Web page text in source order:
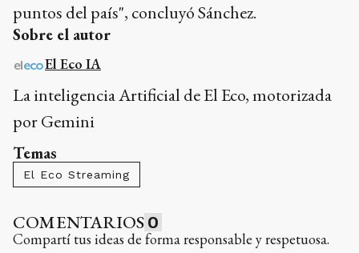
puntos del país", concluyó Sánchez.
Sobre el autor
El Eco IA
La inteligencia Artificial de El Eco, motorizada
por Gemini
Temas
El Eco Streaming
COMENTARIOS 0
Compartí tus ideas de forma responsable y respetuosa.